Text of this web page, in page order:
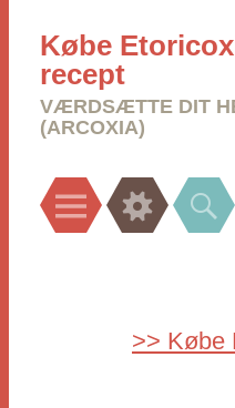
Købe
recept
VÆRDSÆTTE DIT
(ARCOXIA)
Menu Widgets
>> Købe